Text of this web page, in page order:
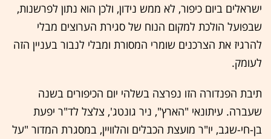
ישראלים ביום כיפור, לא ממש נידון, ולכן הוא נתון לפרשנות,
שבפועל הולכת למקום הנוח של סגירת הערוצים מבלי
להרגיז את הצרכנים שומרי המסורת ומבלי לנבור בעניין הזה
לעומק.
תיבת הפנדורה הזו נפרצה בשלהי יום הכיפורים בשנה
שעברה. עיתונאי "הארץ", ניר גונטג', צלצל לד"ר יפעת
בן-חי-שגב, יו"ר מועצת הכבלים והלוויין, במסגרת המדור "על